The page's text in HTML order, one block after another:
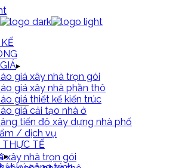
giá xây nhà trọn gói
giá xây nhà phần thô
giá thiết kế kiến trúc
giá cải tạo nhà ở
tiến độ xây dựng nhà phố
/ dịch vụ
THỰC TẾ
xây nhà trọn gói